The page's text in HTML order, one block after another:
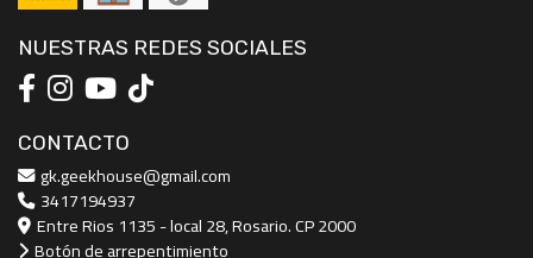
NUESTRAS REDES SOCIALES
CONTACTO
gk.geekhouse@gmail.com
3417194937
Entre Rios 1135 - local 28, Rosario. CP 2000
Botón de arrepentimiento